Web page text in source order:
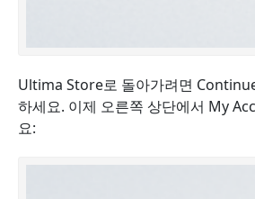
Ultima Store로 돌아가려면
하세요. 이제 오른쪽 상단에서 My
요: